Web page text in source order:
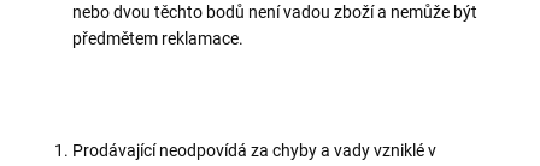
nebo dvou těchto bodů není vadou zboží a nemůže být
předmětem reklamace.
Prodávající neodpovídá za chyby a vady vzniklé v